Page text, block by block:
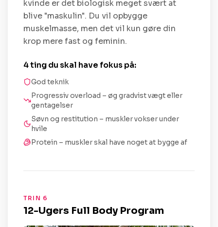
kvinde er det biologisk meget svært at
blive "maskulin". Du vil opbygge
muskelmasse, men det vil kun gøre din
krop mere fast og feminin.
4 ting du skal have fokus på:
God teknik
Progressiv overload – øg gradvist vægt eller
gentagelser
Søvn og restitution – muskler vokser under
hvile
Protein – muskler skal have noget at bygge af
TRIN 6
12-Ugers Full Body Program